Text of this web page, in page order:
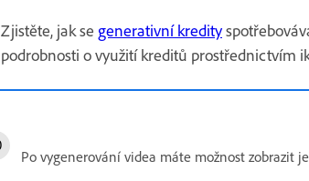
Zjistěte, jak se generativní kredity
podrobnosti o využití kreditů prostřednictvím
Po vygenerování videa máte možnost zobrazit